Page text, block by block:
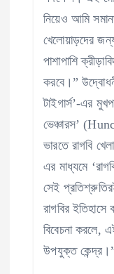
নিয়েও আমি
খেলোয়াড়দের
পাশাপাশি
করবে।”
টাইগার্স’-এর
ভেঞ্চারস’
ভারতে রাগবি
এর মাধ্যমে
সেই
রাগবির
বিবেচনা করলে,
উপযুক্ত